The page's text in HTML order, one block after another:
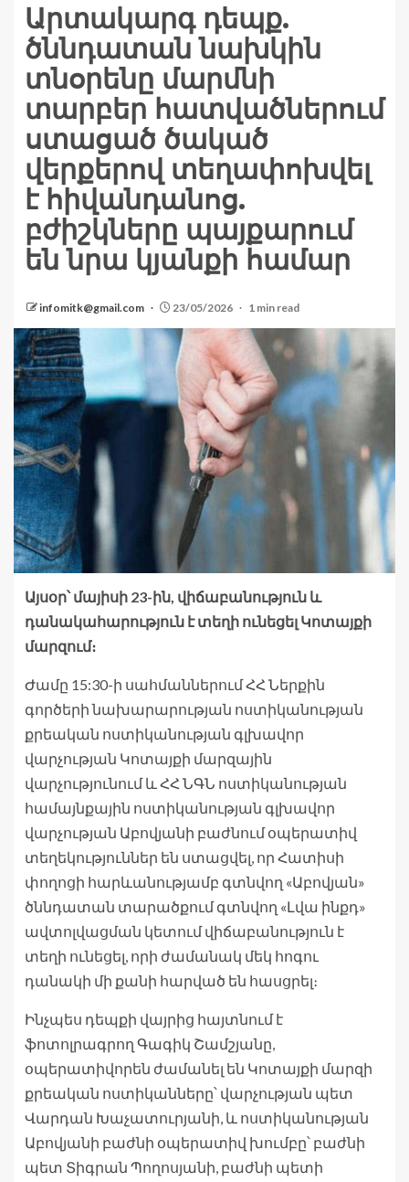
Արտակարգ դեպք.
ծննդատան նախկին
տնօրենը մարմնի
տարբեր հատվածներում
ստացած ծակած
վերքերով տեղափոխվել
է հիվանդանոց.
բժիշկները պայքարում
են նրա կյանքի համար
infomitk@gmail.com 23/05/2026 1 min read
Այսօր՝ մայիսի 23-ին, վիճաբանություն և
դանակահարություն է տեղի ունեցել Կոտայքի
մարզում։
Ժամը 15:30-ի սահմաններում ՀՀ Ներքին
գործերի նախարարության ոստիկանության
քրեական ոստիկանության գլխավոր
վարչության Կոտայքի մարզային
վարչությունում և ՀՀ ՆԳՆ ոստիկանության
համայնքային ոստիկանության գլխավոր
վարչության Աբովյանի բաժնում օպերատիվ
տեղեկություններ են ստացվել, որ Հատիսի
փողոցի հարևանությամբ գտնվող «Աբովյան»
ծննդատան տարածքում գտնվող «Լվա ինքդ»
ավտոլվացման կետում վիճաբանություն է
տեղի ունեցել, որի ժամանակ մեկ հոգու
դանակի մի քանի հարված են հասցրել։
Ինչպես դեպքի վայրից հայտնում է
ֆոտոլրագրող Գագիկ Շամշյանը,
օպերատիվորեն ժամանել են Կոտայքի մարզի
քրեական ոստիկանները՝ վարչության պետ
Վարդան Խաչատուրյանի, և ոստիկանության
Աբովյանի բաժնի օպերատիվ խումբը՝ բաժնի
պետ Տիգրան Պողոսյանի, բաժնի պետի